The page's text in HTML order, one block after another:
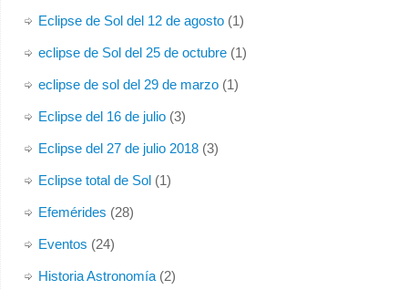
Eclipse de Sol del 12 de agosto(1)
eclipse de Sol del 25 de octubre(1)
eclipse de sol del 29 de marzo(1)
Eclipse del 16 de julio(3)
Eclipse del 27 de julio 2018(3)
Eclipse total de Sol(1)
Efemérides (28)
Eventos (24)
Historia Astronomía(2)